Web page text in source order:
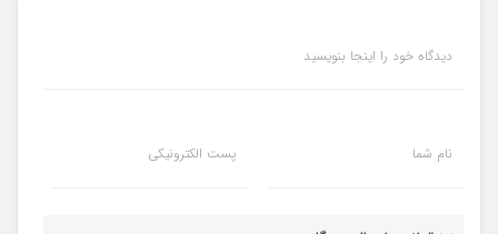
دیدگاه خود را اینجا بنویسید
نام شما پست الکترونیکی